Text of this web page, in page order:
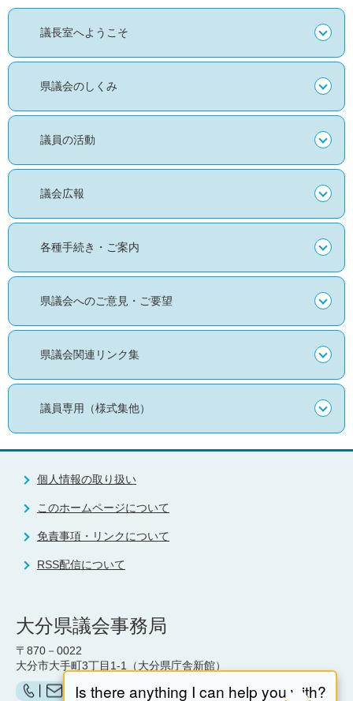
議長室へようこそ
県議会のしくみ
議員の活動
議会広報
各種手続き・ご案内
県議会へのご意見・ご要望
県議会関連リンク集
議員専用（様式集他）
個人情報の取り扱い
このホームページについて
免責事項・リンクについて
RSS配信について
大分県議会事務局
〒870－0022
大分市大手町3丁目1-1（大分県庁舎新館）
お問い合わせ（県議会事務局）はこちら